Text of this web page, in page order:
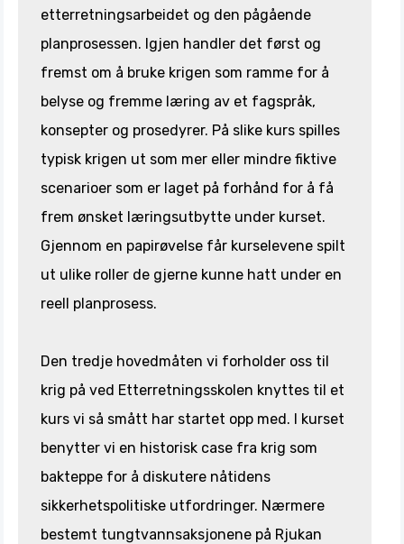
etterretningsarbeidet og den pågående
planprosessen. Igjen handler det først og
fremst om å bruke krigen som ramme for å
belyse og fremme læring av et fagspråk,
konsepter og prosedyrer. På slike kurs spilles
typisk krigen ut som mer eller mindre fiktive
scenarioer som er laget på forhånd for å få
frem ønsket læringsutbytte under kurset.
Gjennom en papirøvelse får kurselevene spilt
ut ulike roller de gjerne kunne hatt under en
reell planprosess.
Den tredje hovedmåten vi forholder oss til
krig på ved Etterretningsskolen knyttes til et
kurs vi så smått har startet opp med. I kurset
benytter vi en historisk case fra krig som
bakteppe for å diskutere nåtidens
sikkerhetspolitiske utfordringer. Nærmere
bestemt tungtvannsaksjonene på Rjukan